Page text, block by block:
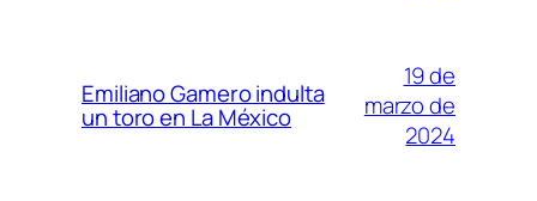
Emiliano Gamero indulta
un toro en La México
19 de
marzo de
2024